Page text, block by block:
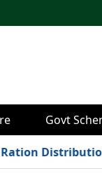
Govt
Distribution-